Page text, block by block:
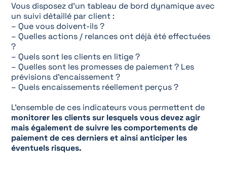
Vous disposez d’un tableau de bord dynamique avec
un suivi détaillé par client :
– Que vous doivent-ils ?
– Quelles actions / relances ont déjà été effectuées
?
– Quels sont les clients en litige ?
– Quelles sont les promesses de paiement ? Les
prévisions d’encaissement ?
– Quels encaissements réellement perçus ?
L’ensemble de ces indicateurs vous permettent de
monitorer les clients sur lesquels vous devez agir
mais également de suivre les comportements de
paiement de ces derniers et ainsi anticiper les
éventuels risques.